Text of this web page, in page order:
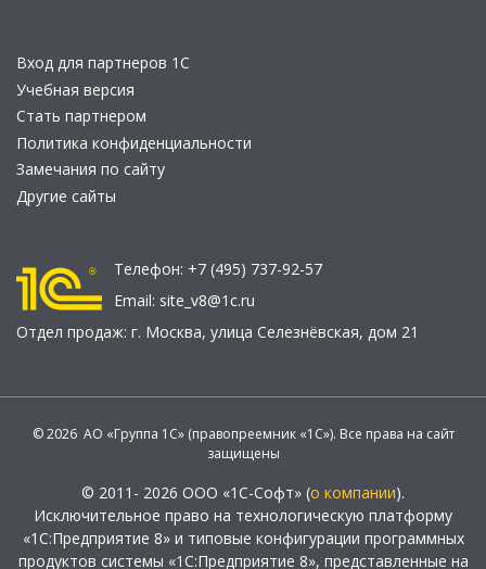
Вход для партнеров 1С
Учебная версия
Стать партнером
Политика конфиденциальности
Замечания по сайту
Другие сайты
Телефон: +7 (495) 737-92-57
Email: site_v8@1c.ru
Отдел продаж: г. Москва, улица Селезнёвская, дом 21
© 2026 АО «Группа 1С» (правопреемник «1С»). Все права на сайт
защищены
© 2011- 2026 ООО «1С-Софт» (о компании).
Исключительное право на технологическую платформу
«1С:Предприятие 8» и типовые конфигурации программных
продуктов системы «1С:Предприятие 8», представленные на